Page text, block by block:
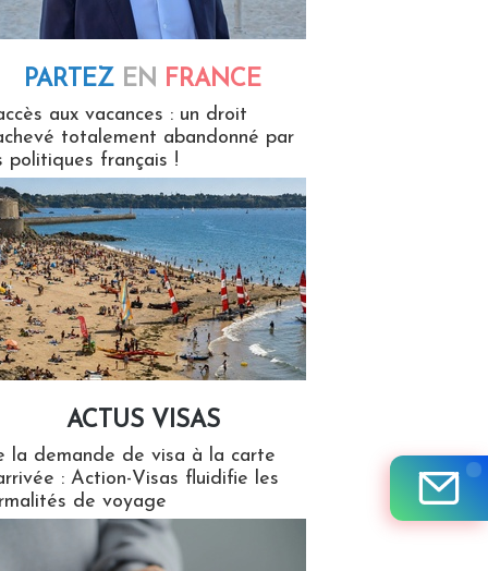
PARTEZ EN FRANCE
aux vacances : un droit
totalement abandonné par
politiques français !
ACTUS VISAS
la demande de visa à la carte
: Action-Visas fluidifie les
de voyage